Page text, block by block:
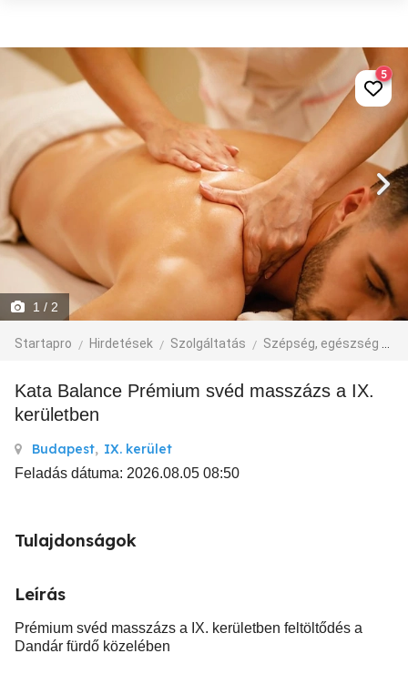
1 / 2
Startapro Hirdetések Szolgáltatás Szépség, egészség
5
Kata Balance Prémium svéd masszázs a IX.
kerületben
Budapest, IX. kerület
Feladás dátuma: 2026.08.05 08:50
Tulajdonságok
Leírás
Prémium svéd masszázs a IX. kerületben feltöltődés a
Dandár fürdő közelében